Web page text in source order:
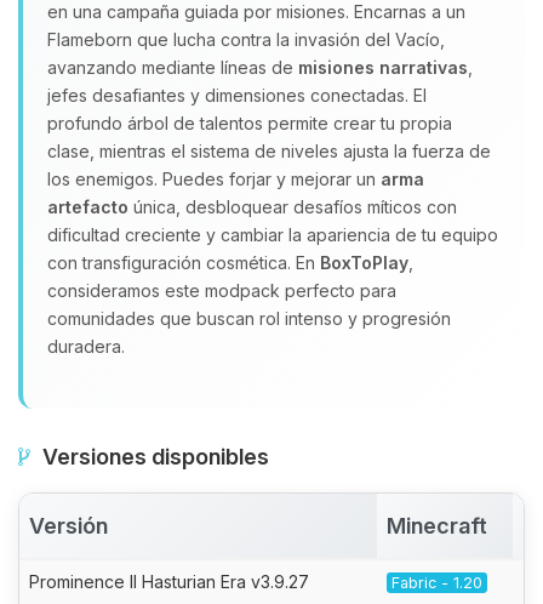
en una campaña guiada por misiones. Encarnas a un
Flameborn que lucha contra la invasión del Vacío,
avanzando mediante líneas de misiones narrativas
jefes desafiantes y dimensiones conectadas. El
profundo árbol de talentos permite crear tu propia
clase, mientras el sistema de niveles ajusta la fuerza de
los enemigos. Puedes forjar y mejorar un arma
artefacto única, desbloquear desafíos míticos con
dificultad creciente y cambiar la apariencia de tu equipo
con transfiguración cosmética. En BoxToPlay
consideramos este modpack perfecto para
comunidades que buscan rol intenso y progresión
duradera.
Versiones disponibles
Versión Minecraft
Prominence II Hasturian Era v3.9.27 Fabric - 1.20